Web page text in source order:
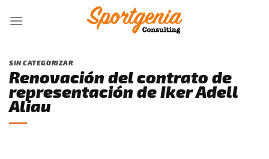
SIN CATEGORIZAR
Renovación del contrato de
representación de Iker Adell
Aliau